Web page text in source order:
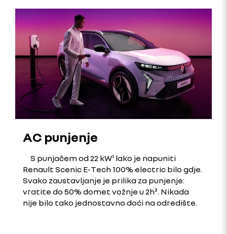
AC punjenje
S punjačem od 22 kW¹ lako je napuniti
Renault Scenic E-Tech 100% electric bilo gdje.
Svako zaustavljanje je prilika za punjenje:
vratite do 50% domet vožnje u 2h². Nikada
nije bilo tako jednostavno doći na odredište.